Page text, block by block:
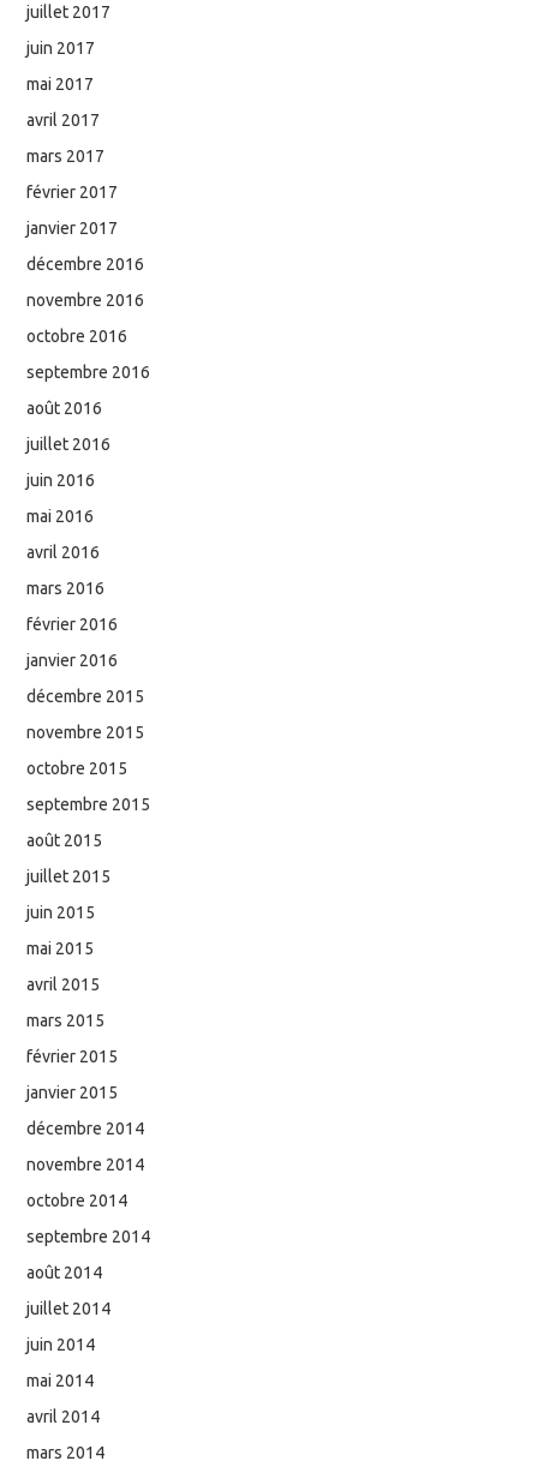
juillet 2017
juin 2017
mai 2017
avril 2017
mars 2017
février 2017
janvier 2017
décembre 2016
novembre 2016
octobre 2016
septembre 2016
août 2016
juillet 2016
juin 2016
mai 2016
avril 2016
mars 2016
février 2016
janvier 2016
décembre 2015
novembre 2015
octobre 2015
septembre 2015
août 2015
juillet 2015
juin 2015
mai 2015
avril 2015
mars 2015
février 2015
janvier 2015
décembre 2014
novembre 2014
octobre 2014
septembre 2014
août 2014
juillet 2014
juin 2014
mai 2014
avril 2014
mars 2014